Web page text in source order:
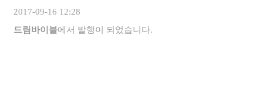
2017-09-16 12:28
드림바이블에서 발행이 되었습니다.